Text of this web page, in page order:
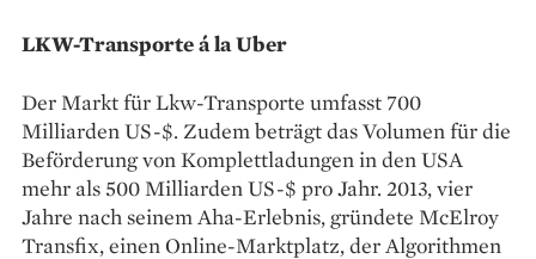
LKW-Transporte á la Uber
Der Markt für Lkw-Transporte umfasst 700
Milliarden US-$. Zudem beträgt das Volumen für die
Beförderung von Komplett­ladungen in den USA
mehr als 500 Milliarden US-$ pro Jahr. 2013, vier
Jahre nach seinem Aha-Erlebnis, gründete McElroy
Transfix, einen ­Online-Marktplatz, der Algorithmen